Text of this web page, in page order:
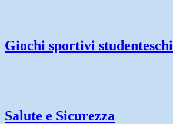
Giochi sportivi studenteschi
Salute e Sicurezza